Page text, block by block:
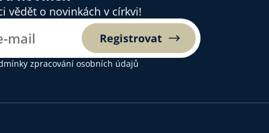
vědět o novinkách v církvi!
Registrovat
zpracování osobních údajů